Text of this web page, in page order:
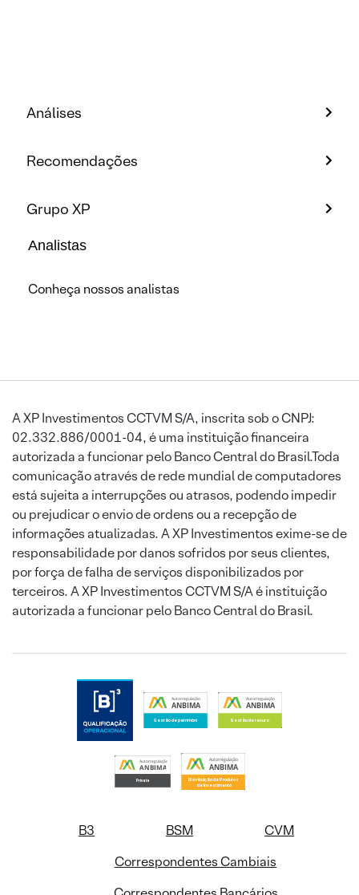
Análises
Recomendações
Grupo XP
Analistas
Conheça nossos analistas
A XP Investimentos CCTVM S/A, inscrita sob o CNPJ:
02.332.886/0001-04, é uma instituição financeira
autorizada a funcionar pelo Banco Central do Brasil.Toda
comunicação através de rede mundial de computadores
está sujeita a interrupções ou atrasos, podendo impedir
ou prejudicar o envio de ordens ou a recepção de
informações atualizadas. A XP Investimentos exime-se de
responsabilidade por danos sofridos por seus clientes,
por força de falha de serviços disponibilizados por
terceiros. A XP Investimentos CCTVM S/A é instituição
autorizada a funcionar pelo Banco Central do Brasil.
B3 BSM
CVM
Correspondentes Cambiais